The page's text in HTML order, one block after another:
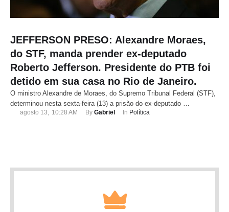
JEFFERSON PRESO: Alexandre Moraes,
do STF, manda prender ex-deputado
Roberto Jefferson. Presidente do PTB foi
detido em sua casa no Rio de Janeiro.
O ministro Alexandre de Moraes, do Supremo Tribunal Federal (STF),
determinou nesta sexta-feira (13) a prisão do ex-deputado …
agosto 13, 10:28 AM By Gabriel In Política